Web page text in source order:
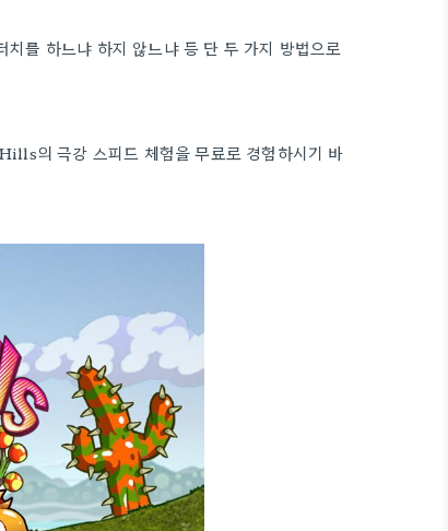
를 하느냐 하지 않느냐 등 단 두 가지 방법으로
의 극강 스피드 체험을 무료로 경험하시기 바